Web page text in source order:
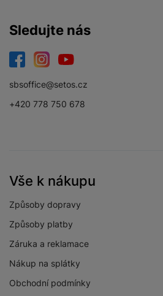
Sledujte nás
sbsoffice@setos.cz
+420 778 750 678
Vše k nákupu
Způsoby dopravy
Způsoby platby
Záruka a reklamace
Nákup na splátky
Obchodní podmínky